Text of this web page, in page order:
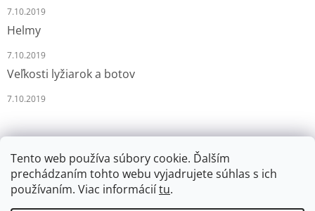
Tento web používa súbory cookie. Ďalším
prechádzaním tohto webu vyjadrujete súhlas s ich
používaním. Viac informáciítu.
7.10.2019
Helmy
7.10.2019
Veľkosti lyžiarok a botov
7.10.2019